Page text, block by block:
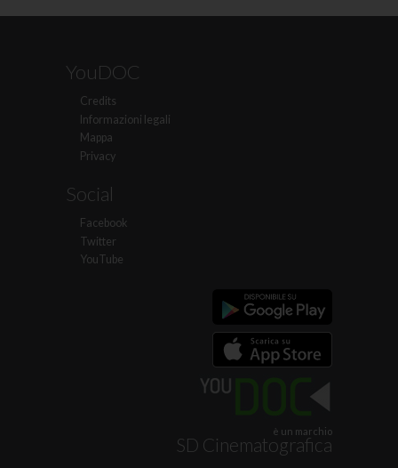
YouDOC
Credits
Informazioni legali
Mappa
Privacy
Social
Facebook
Twitter
YouTube
è un marchio
SD Cinematografica